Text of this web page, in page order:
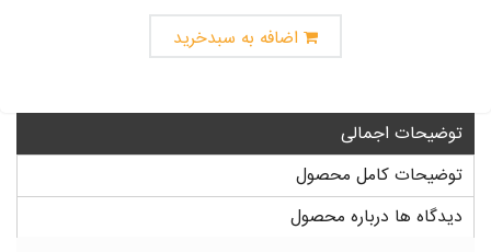
اضافه به سبدخرید
توضیحات اجمالی
توضیحات کامل محصول
دیدگاه ها درباره محصول